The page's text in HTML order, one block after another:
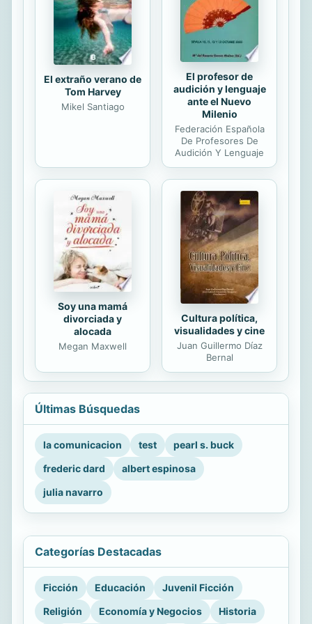
El extraño verano de
Tom Harvey
Mikel Santiago
El profesor de
audición y lenguaje
ante el Nuevo
Milenio
Federación Española
De Profesores De
Audición Y Lenguaje
Soy una mamá
divorciada y
alocada
Megan Maxwell
Cultura política,
visualidades y cine
Juan Guillermo Díaz
Bernal
Últimas Búsquedas
la comunicacion test
pearl s. buck
frederic dard
albert espinosa
julia navarro
Categorías Destacadas
Ficción Educación
Juvenil Ficción
Religión
Economía y Negocios Historia